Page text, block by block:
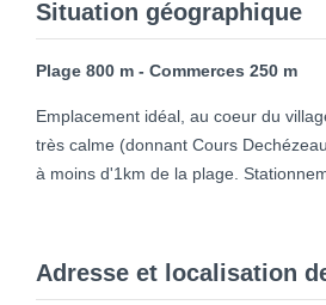
Situation géographique
Plage 800 m - Commerces 250 m
Emplacement idéal, au coeur du
très calme (donnant Cours
à moins d'1km de la plage.
Adresse et localisation